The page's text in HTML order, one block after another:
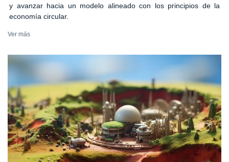
y avanzar hacia un modelo alineado con los principios de la
economía circular.
Ver más